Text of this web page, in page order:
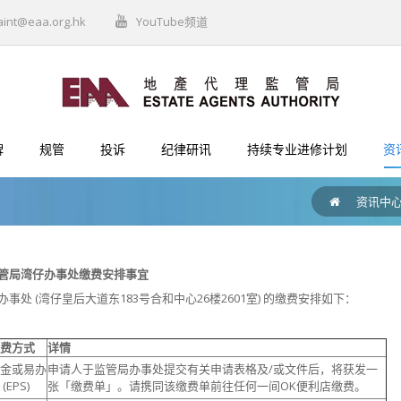
YouTube频道
规管 投诉 纪律研讯 持续专业进修计划 资
资讯中
局湾仔办事处缴费安排事宜
事处 (湾仔皇后大道东183号合和中心26楼2601室) 的缴费安排如下：
方式
详情
或易办申请人于监管局办事处提交有关申请表格及/或文件后，将获发一
张「缴费单」。请携同该缴费单前往任何一间OK便利店缴费。